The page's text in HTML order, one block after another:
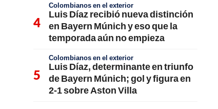
Colombianos en el exterior
Luis Díaz recibió nueva distinción
en Bayern Múnich y eso que la
temporada aún no empieza
Colombianos en el exterior
Luis Díaz, determinante en triunfo
de Bayern Múnich; gol y figura en
2-1 sobre Aston Villa